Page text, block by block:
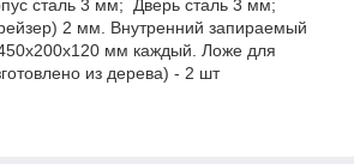
сталь 3 мм; Дверь сталь 3 мм;
2 мм. Внутренний запираемый
мм каждый. Ложе для
из дерева) - 2 шт